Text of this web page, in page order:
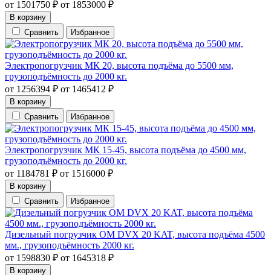
от 1501750 ₽ от 1853000 ₽
В корзину
Сравнить
Избранное
Электропогрузчик МК 20, высота подъёма до 5500 мм,
грузоподъёмность до 2000 кг.
от 1256394 ₽ от 1465412 ₽
В корзину
Сравнить
Избранное
Электропогрузчик МК 15-45, высота подъёма до 4500 мм,
грузоподъёмность до 2000 кг.
от 1184781 ₽ от 1516000 ₽
В корзину
Сравнить
Избранное
Дизельный погрузчик OM DVX 20 KAT, высота подъёма 4500
мм., грузоподъёмность 2000 кг.
от 1598830 ₽ от 1645318 ₽
В корзину